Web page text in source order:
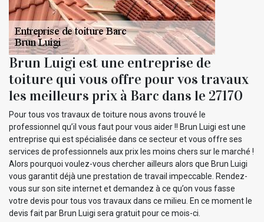
Brun Luigi est une entreprise de
toiture qui vous offre pour vos travaux
les meilleurs prix à Barc dans le 27170
Pour tous vos travaux de toiture nous avons trouvé le
professionnel qu’il vous faut pour vous aider !! Brun Luigi est une
entreprise qui est spécialisée dans ce secteur et vous offre ses
services de professionnels aux prix les moins chers sur le marché !
Alors pourquoi voulez-vous chercher ailleurs alors que Brun Luigi
vous garantit déjà une prestation de travail impeccable. Rendez-
vous sur son site internet et demandez à ce qu’on vous fasse
votre devis pour tous vos travaux dans ce milieu. En ce moment le
devis fait par Brun Luigi sera gratuit pour ce mois-ci.